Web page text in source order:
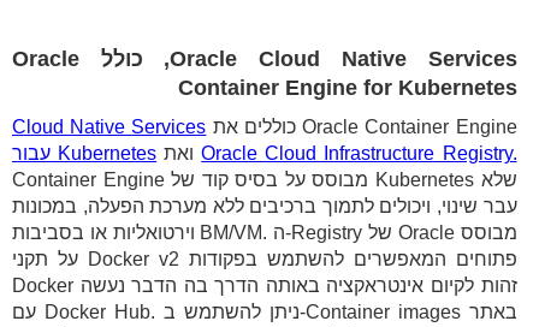
Oracle Cloud Native Services, כולל Oracle
Container Engine for Kubernetes
Cloud Native Services
כוללים את Oracle Container Engine
עבור Kubernetes
ואתOracle Cloud Infrastructure Registry.
Container Engine מבוסס על בסיס קוד של Kubernetes שלא
עבר שינוי, ויכולים לתמוך ברכיבים ללא מערכת הפעלה, במכונות
וירטואליות או בסביבות BM/VM. ה-Registry של Oracle מבוסס
על תקני Docker v2 פתוחים המאפשרים להשתמש בפקודות
Docker זהות לקיום אינטראקציה באותה הדרך בה הדבר נעשה
עם Docker Hub. ניתן להשתמש ב-Container images באתר